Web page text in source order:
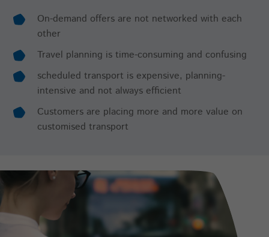
On-demand offers are not networked with each
other
Travel planning is time-consuming and confusing
scheduled transport is expensive, planning-
intensive and not always efficient
Customers are placing more and more value on
customised transport
Name mtm_consent
Laufzeit 30 Jahre
Zweck
Merken, dass der Benutzer die Zustimmung
(oder die Entfernung) gegeben hat. Die
Gültigkeit kann durch den Aufruf von:
Anbieter